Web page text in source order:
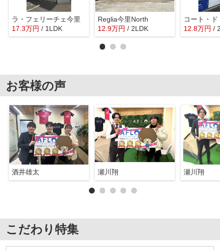
ラ・フェリーチェ今里
17.3万円 / 1LDK
Reglia今里North
12.9万円 / 2LDK 12.8万円 /
お客様の声
酒井雄太 瀬川翔 瀬川翔
こだわり特集